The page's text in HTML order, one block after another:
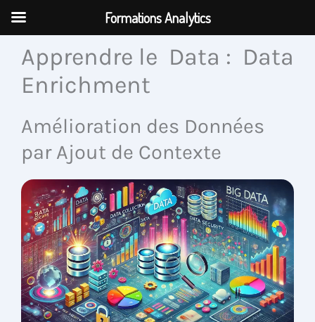
Aller
contenuApprendre le Data : Data
Enrichment
Amélioration des Données
par Ajout de Contexte
Formations Analytics